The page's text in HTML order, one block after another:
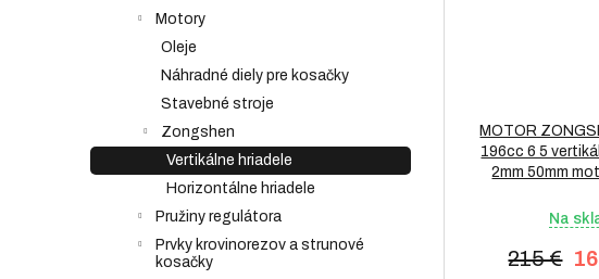
Motory
Oleje
Náhradné diely pre kosačky
Stavebné stroje
Zongshen
Vertikálne hriadele
Horizontálne hriadele
Pružiny regulátora
Prvky krovinorezov a strunové
kosačky
MOTOR
196cc 6 5
2mm 50mm
Na
215 €